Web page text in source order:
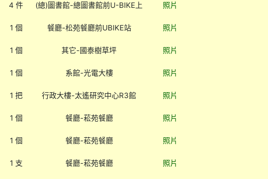
4 件 (總)圖書館-總圖書館前U-BIKE上 照片
1 個 餐廳-松苑餐廳前UBIKE站 照片
1 個 其它-國泰樹草坪 照片
1 個 系館-光電大樓 照片
1 把 行政大樓-太遙研究中心R3館 照片
1 個 餐廳-菘苑餐廳 照片
1 個 餐廳-菘苑餐廳 照片
1 支 餐廳-菘苑餐廳 照片